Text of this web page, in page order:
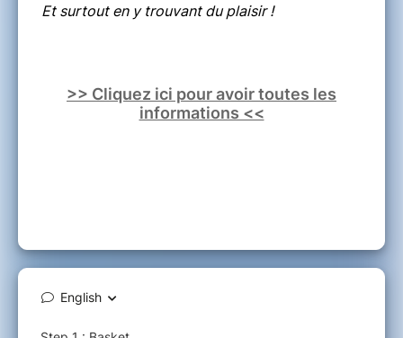
Et surtout en y trouvant du plaisir !
>> Cliquez ici pour avoir toutes les
informations <<